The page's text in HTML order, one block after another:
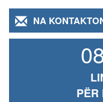
NA
PËR